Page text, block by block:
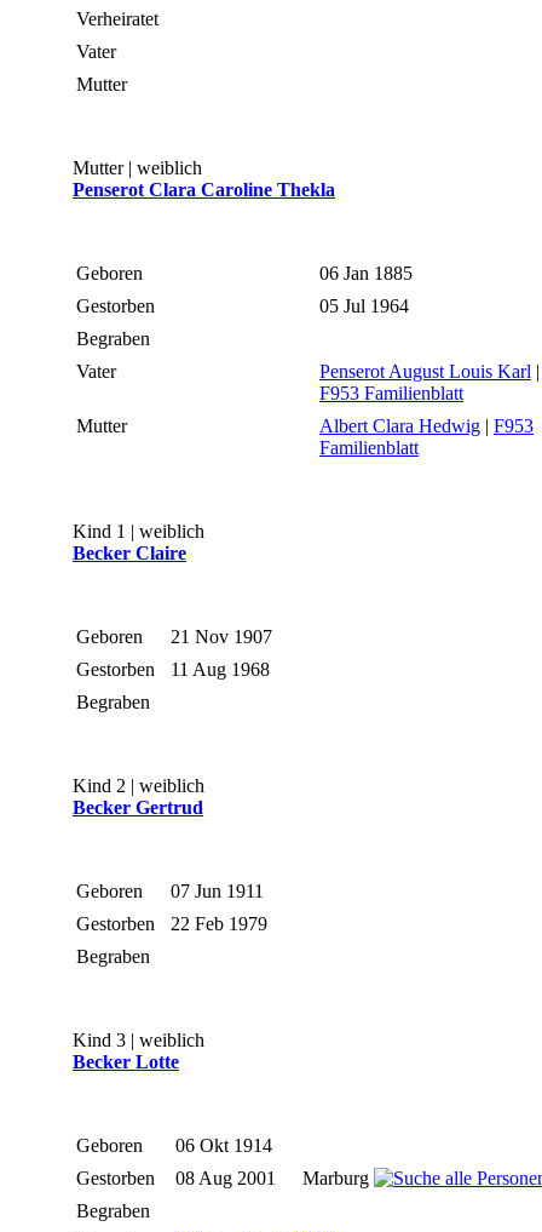
Verheiratet
Vater
Mutter
Mutter | weiblich
Penserot Clara Caroline Thekla
Geboren
06 Jan 1885
Gestorben
05 Jul 1964
Begraben
Vater
Penserot August Louis Karl |
F953 Familienblatt
Mutter
Albert Clara Hedwig | F953
Familienblatt
Kind 1 | weiblich
Becker Claire
Geboren
21 Nov 1907
Gestorben
11 Aug 1968
Begraben
Kind 2 | weiblich
Becker Gertrud
Geboren
07 Jun 1911
Gestorben
22 Feb 1979
Begraben
Kind 3 | weiblich
Becker Lotte
Geboren
06 Okt 1914
Gestorben
08 Aug 2001
Marburg
Begraben